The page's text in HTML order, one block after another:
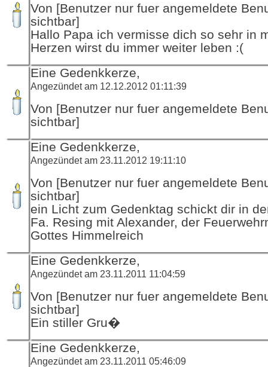
Von [Benutzer nur fuer angemeldete
sichtbar]
Hallo Papa ich vermisse dich so sehr in
Herzen wirst du immer weiter leben :(
Eine Gedenkkerze,
Angezündet am 12.12.2012 01:11:39
Von [Benutzer nur fuer angemeldete
sichtbar]
Eine Gedenkkerze,
Angezündet am 23.11.2012 19:11:10
Von [Benutzer nur fuer angemeldete
sichtbar]
ein Licht zum Gedenktag schickt dir in
Fa. Resing mit Alexander, der
Gottes Himmelreich
Eine Gedenkkerze,
Angezündet am 23.11.2011 11:04:59
Von [Benutzer nur fuer angemeldete
sichtbar]
Ein stiller Gru�
Eine Gedenkkerze,
Angezündet am 23.11.2011 05:46:09